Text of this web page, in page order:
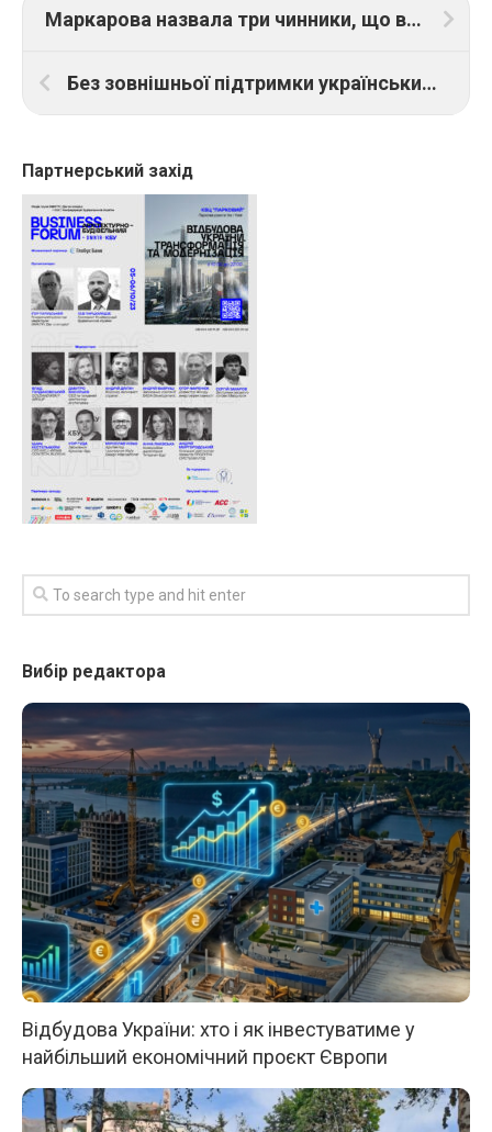
Маркарова назвала три чинники, що впливатимуть на темпи відбудови України
Без зовнішньої підтримки український агросектор може відновлюватися до 2040
Партнерський захід
Вибір редактора
Відбудова України: хто і як інвестуватиме у
найбільший економічний проєкт Європи